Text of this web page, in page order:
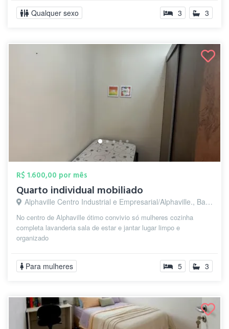
Qualquer sexo 3 3
R$ 1.600,00 por mês
Quarto individual mobiliado
Alphaville Centro Industrial e Empresarial/Alphaville., Barueri - SP
No centro de Alphaville ótimo convivio só mulheres cozinha
completa lavanderia sala de estar e jantar lugar limpo e
organizado
Para mulheres 5 3